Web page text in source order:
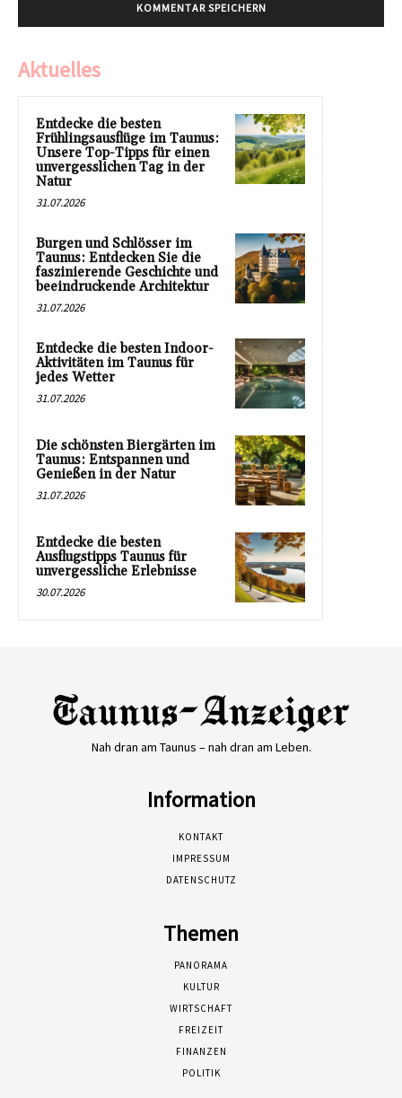
Aktuelles
Entdecke die besten
Frühlingsausflüge im Taunus:
Unsere Top-Tipps für einen
unvergesslichen Tag in der
Natur
31.07.2026
Burgen und Schlösser im
Taunus: Entdecken Sie die
faszinierende Geschichte und
beeindruckende Architektur
31.07.2026
Entdecke die besten Indoor-
Aktivitäten im Taunus für
jedes Wetter
31.07.2026
Die schönsten Biergärten im
Taunus: Entspannen und
Genießen in der Natur
31.07.2026
Entdecke die besten
Ausflugstipps Taunus für
unvergessliche Erlebnisse
30.07.2026
Nah dran am Taunus – nah dran am Leben.
Information
KONTAKT
IMPRESSUM
DATENSCHUTZ
Themen
PANORAMA
KULTUR
WIRTSCHAFT
FREIZEIT
FINANZEN
POLITIK